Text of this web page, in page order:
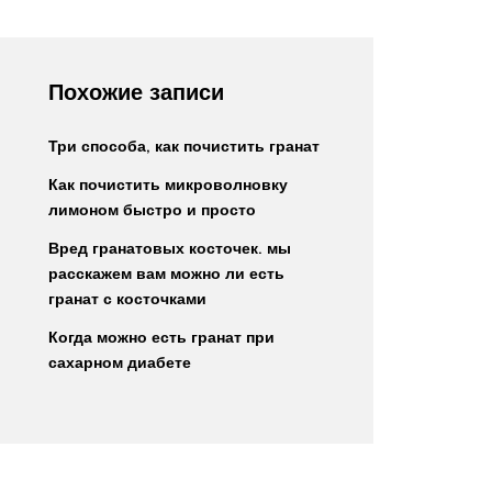
Похожие записи
Три способа, как почистить гранат
Как почистить микроволновку
лимоном быстро и просто
Вред гранатовых косточек. мы
расскажем вам можно ли есть
гранат с косточками
Когда можно есть гранат при
сахарном диабете